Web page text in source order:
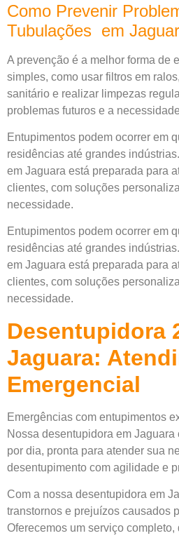
Como Prevenir
Tubulações em
A prevenção é a melhor forma de
simples, como usar filtros em
sanitário e realizar limpezas
problemas futuros e a
Entupimentos podem ocorrer em
residências até grandes
em Jaguara está preparada para
clientes, com soluções
necessidade.
Entupimentos podem ocorrer em
residências até grandes
em Jaguara está preparada para
clientes, com soluções
necessidade.
Desentupidora
Jaguara:
Emergencial
Emergências com entupimentos
Nossa desentupidora em
por dia, pronta para atender sua
desentupimento com agilidade e
Com a nossa desentupidora em
transtornos e prejuízos causados
Oferecemos um serviço